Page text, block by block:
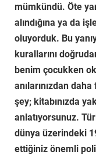
mümkündü. Öte
alındığına ya da
oluyorduk. Bu
kurallarını
benim çocukken
anılarınızdan
şey; kitabınızda
anlatıyorsunuz.
dünya üzerindeki
ettiğiniz önemli